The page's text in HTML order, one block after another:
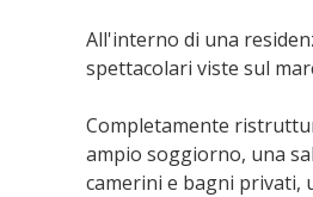
All'interno di una
spettacolari viste sul
Completamente
ampio soggiorno, una
camerini e bagni privati,